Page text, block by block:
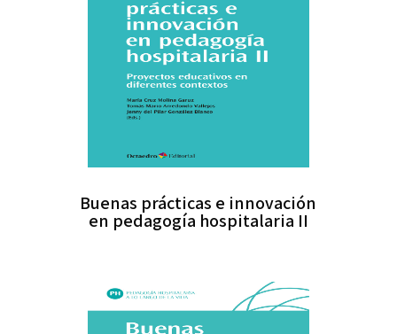
Buenas prácticas e innovación
en pedagogía hospitalaria II